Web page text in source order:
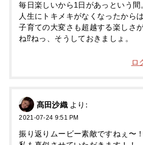
毎日楽しいから1日があっという
人生にトキメキがなくなったから
子育ての大変さも超越する楽しさ
ね⁉ねっ、そうしておきましょ。
ロ
髙田沙織 より:
2021-07-24 9:51 PM
振り返りムービー素敵ですねぇ〜